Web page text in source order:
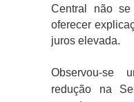
Central não se
oferecer
juros elevada.
Observou-se
redução na